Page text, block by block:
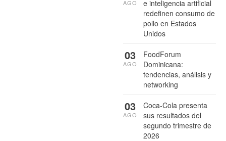
e inteligencia artificial
redefinen consumo de
pollo en Estados
Unidos
AGO
FoodForum
Dominicana:
tendencias, análisis y
networking
03
AGO
Coca-Cola presenta
sus resultados del
segundo trimestre de
2026
03
AGO